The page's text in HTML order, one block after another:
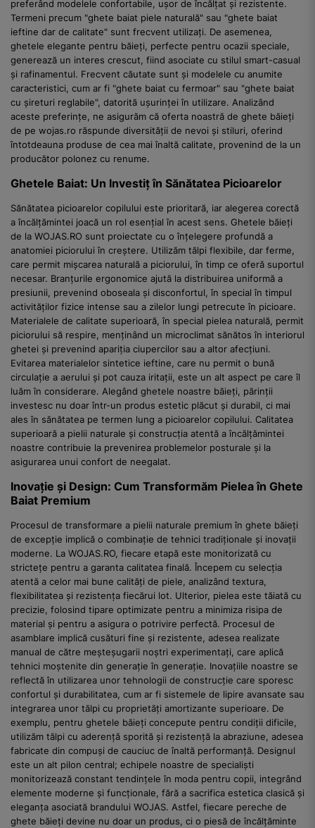
preferând modelele confortabile, ușor de încălțat și rezistente.
Termeni precum "ghete baiat piele naturală" sau "ghete baiat
ieftine dar de calitate" sunt frecvent utilizați. De asemenea,
ghetele elegante pentru băieți, perfecte pentru ocazii speciale,
generează un interes crescut, fiind asociate cu stilul smart-casual
și rafinamentul. Frecvent căutate sunt și modelele cu anumite
caracteristici, cum ar fi "ghete baiat cu fermoar" sau "ghete baiat
cu șireturi reglabile", datorită ușurinței în utilizare. Analizând
aceste preferințe, ne asigurăm că oferta noastră de ghete băieți
de pe wojas.ro răspunde diversității de nevoi și stiluri, oferind
întotdeauna produse de cea mai înaltă calitate, provenind de la un
producător polonez cu renume.
Ghetele Baiat: Un Investiț în Sănătatea Picioarelor
Sănătatea picioarelor copilului este prioritară, iar alegerea corectă
a încălțămintei joacă un rol esențial în acest sens. Ghetele băieți
de la WOJAS.RO sunt proiectate cu o înțelegere profundă a
anatomiei piciorului în creștere. Utilizăm tălpi flexibile, dar ferme,
care permit mișcarea naturală a piciorului, în timp ce oferă suportul
necesar. Branțurile ergonomice ajută la distribuirea uniformă a
presiunii, prevenind oboseala și disconfortul, în special în timpul
activităților fizice intense sau a zilelor lungi petrecute în picioare.
Materialele de calitate superioară, în special pielea naturală, permit
piciorului să respire, menținând un microclimat sănătos în interiorul
ghetei și prevenind apariția ciupercilor sau a altor afecțiuni.
Evitarea materialelor sintetice ieftine, care nu permit o bună
circulație a aerului și pot cauza iritații, este un alt aspect pe care îl
luăm în considerare. Alegând ghetele noastre băieți, părinții
investesc nu doar într-un produs estetic plăcut și durabil, ci mai
ales în sănătatea pe termen lung a picioarelor copilului. Calitatea
superioară a pielii naturale și construcția atentă a încălțămintei
noastre contribuie la prevenirea problemelor posturale și la
asigurarea unui confort de neegalat.
Inovație și Design: Cum Transformăm Pielea în Ghete
Baiat Premium
Procesul de transformare a pielii naturale premium în ghete băieți
de excepție implică o combinație de tehnici tradiționale și inovații
moderne. La WOJAS.RO, fiecare etapă este monitorizată cu
strictețe pentru a garanta calitatea finală. Începem cu selecția
atentă a celor mai bune calități de piele, analizând textura,
flexibilitatea și rezistența fiecărui lot. Ulterior, pielea este tăiată cu
precizie, folosind tipare optimizate pentru a minimiza risipa de
material și pentru a asigura o potrivire perfectă. Procesul de
asamblare implică cusături fine și rezistente, adesea realizate
manual de către meșteșugarii noștri experimentați, care aplică
tehnici moștenite din generație în generație. Inovațiile noastre se
reflectă în utilizarea unor tehnologii de construcție care sporesc
confortul și durabilitatea, cum ar fi sistemele de lipire avansate sau
integrarea unor tălpi cu proprietăți amortizante superioare. De
exemplu, pentru ghetele băieți concepute pentru condiții dificile,
utilizăm tălpi cu aderență sporită și rezistență la abraziune, adesea
fabricate din compuși de cauciuc de înaltă performanță. Designul
este un alt pilon central; echipele noastre de specialiști
monitorizează constant tendințele în moda pentru copii, integrând
elemente moderne și funcționale, fără a sacrifica estetica clasică și
eleganța asociată brandului WOJAS. Astfel, fiecare pereche de
ghete băieți devine nu doar un produs, ci o piesă de încălțăminte